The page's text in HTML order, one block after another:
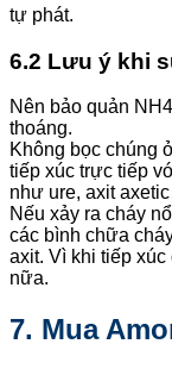
tự phát.
6.2 Lưu ý khi
Nên bảo quản
thoáng.
Không bọc chúng
tiếp xúc trực tiếp
như ure, axit
Nếu xảy ra cháy
các bình chữa
axit. Vì khi tiếp
nữa.
7. Mua